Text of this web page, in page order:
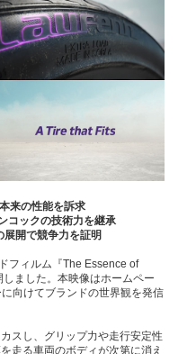
来の性能を訴求
コックの技術力を継承
開で競争力を証明
フィルム『The Essence of
ました。本映像はホームペー
向けてブランドの世界観を発信
スし、グリップ力や走行安定性
走る車両のボディが次第に消え